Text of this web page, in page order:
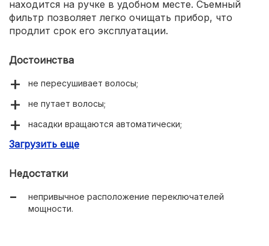
находится на ручке в удобном месте. Съемный
фильтр позволяет легко очищать прибор, что
продлит срок его эксплуатации.
Достоинства
не пересушивает волосы;
не путает волосы;
насадки вращаются автоматически;
удобна в хранении и транспортировке.
Загрузить еще
Недостатки
непривычное расположение переключателей
мощности.